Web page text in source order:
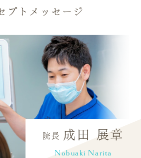
当院では「ベースアップ評
ます。
で賃上げが進む中、歯科衛
で働くスタッフの賃上げ・
た国の取り組みに基づく
プトメッセージ
院長 成田 展章
Nobuaki Narita